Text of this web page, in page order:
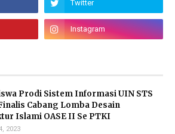
Prodi Sistem Informasi UIN STS
Cabang Lomba Desain
Islami OASE II Se PTKI
2023